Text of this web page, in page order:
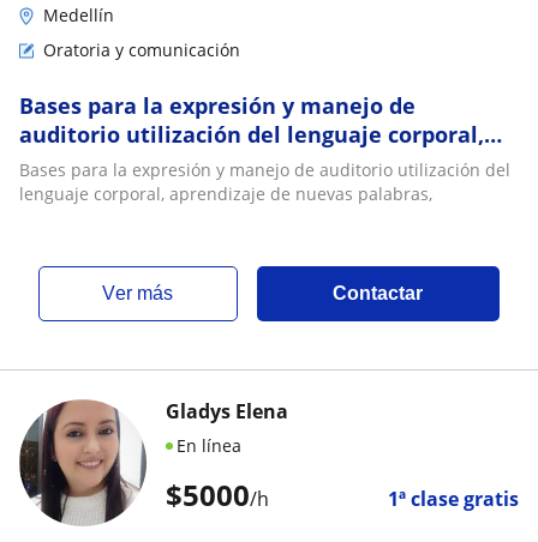
Medellín
Oratoria y comunicación
Bases para la expresión y manejo de
auditorio utilización del lenguaje corporal,
aprendizaje de nuevas palabras
Bases para la expresión y manejo de auditorio utilización del
lenguaje corporal, aprendizaje de nuevas palabras,
ver más Contactar
$5000/h 1ª clase gratis
Gladys Elena
En línea